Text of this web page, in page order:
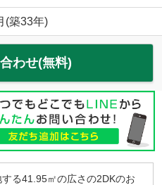
(築33年)
わせ(無料)
る41.95㎡の広さの2DKのお